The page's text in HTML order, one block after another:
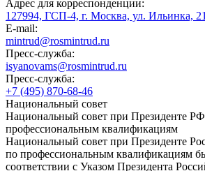
Адрес для корреспонденции:
127994, ГСП-4, г. Москва, ул. Ильинка, 21
E-mail:
mintrud@rosmintrud.ru
Пресс-служба:
isyanovams@rosmintrud.ru
Пресс-служба:
+7 (495) 870-68-46
Национальный совет
Национальный совет при Президенте
профессиональным квалификациям
Национальный совет при Президенте
по профессиональным квалификациям
соответствии с Указом Президента